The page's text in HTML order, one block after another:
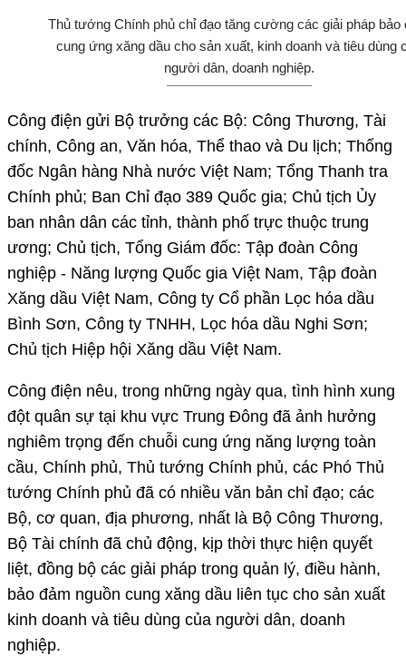
Thủ tướng Chính phủ chỉ đạo tăng cường các giải pháp bảo
cung ứng xăng dầu cho sản xuất, kinh doanh và tiêu dùng
người dân, doanh nghiệp.
Công điện gửi Bộ trưởng các Bộ: Công Thương, Tài
chính, Công an, Văn hóa, Thể thao và Du lịch; Thống
đốc Ngân hàng Nhà nước Việt Nam; Tổng Thanh tra
Chính phủ; Ban Chỉ đạo 389 Quốc gia; Chủ tịch Ủy
ban nhân dân các tỉnh, thành phố trực thuộc trung
ương; Chủ tịch, Tổng Giám đốc: Tập đoàn Công
nghiệp - Năng lượng Quốc gia Việt Nam, Tập đoàn
Xăng dầu Việt Nam, Công ty Cổ phần Lọc hóa dầu
Bình Sơn, Công ty TNHH, Lọc hóa dầu Nghi Sơn;
Chủ tịch Hiệp hội Xăng dầu Việt Nam.
Công điện nêu, trong những ngày qua, tình hình xung
đột quân sự tại khu vực Trung Đông đã ảnh hưởng
nghiêm trọng đến chuỗi cung ứng năng lượng toàn
cầu, Chính phủ, Thủ tướng Chính phủ, các Phó Thủ
tướng Chính phủ đã có nhiều văn bản chỉ đạo; các
Bộ, cơ quan, địa phương, nhất là Bộ Công Thương,
Bộ Tài chính đã chủ động, kịp thời thực hiện quyết
liệt, đồng bộ các giải pháp trong quản lý, điều hành,
bảo đảm nguồn cung xăng dầu liên tục cho sản xuất
kinh doanh và tiêu dùng của người dân, doanh
nghiệp.